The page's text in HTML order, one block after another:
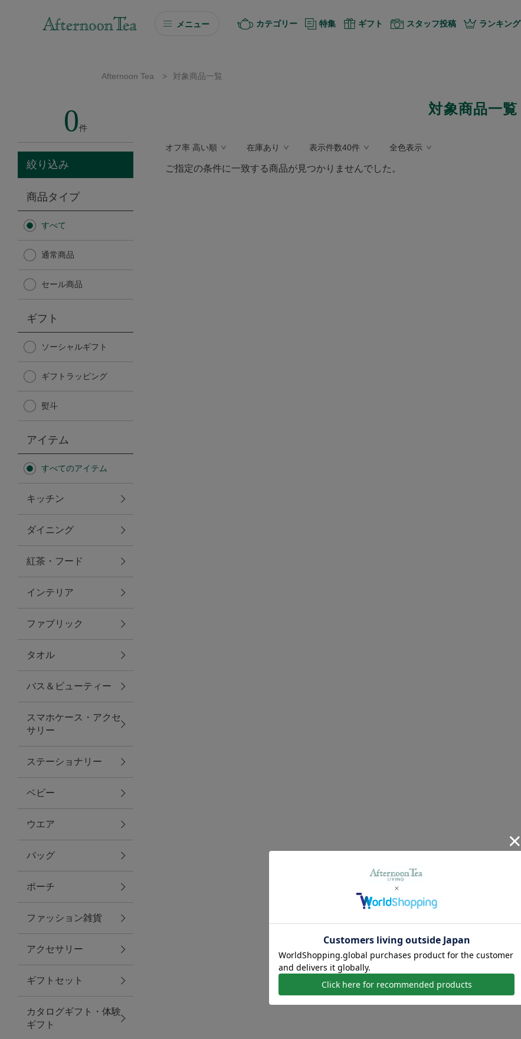
メニュー
ソーシャルギフト
カタログギフト
Afternoon Tea TEAROOM
Afternoon Tea TEAROOM
日傘
保冷バッグ
無重力シリーズ
トラベルグッズ
ランチ
バッグ
キッチン・ダイニング
ダイニング
キッチン
ファブリック
グリーン
バス＆ビューティー
バス＆ビューティー
タオル
ウエア＆バッグ
ウエア
カテゴリー 特集 ギフト スタッフ投稿 ランキング
Afternoon Tea > 対象商品一覧
0件
絞り込み
商品タイプ
すべて
通常商品
セール商品
ギフト
ソーシャルギフト
ギフトラッピング
熨斗
アイテム
すべてのアイテム
キッチン
ダイニング
紅茶・フード
インテリア
ファブリック
タオル
バス＆ビューティー
スマホケース・アクセ
サリー
ステーショナリー
ベビー
ウエア
バッグ
ポーチ
ファッション雑貨
アクセサリー
ギフトセット
カタログギフト・体験
ギフト
対象商品一覧
オフ率 高い順 在庫あり 表示件数40件 全色表示
ご指定の条件に一致する商品が見つかりませんでした。